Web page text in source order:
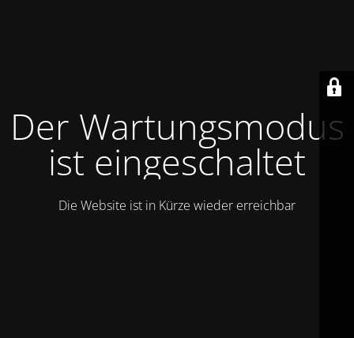
Der Wartungsmodus
ist eingeschaltet
Die Website ist in Kürze wieder erreichbar